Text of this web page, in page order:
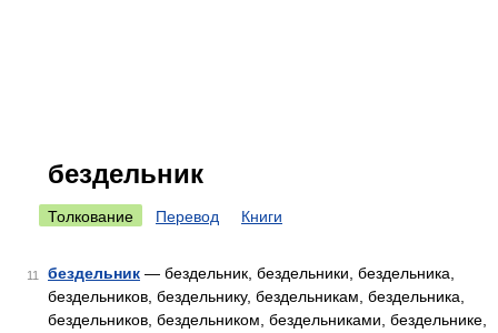
бездельник
Толкование Перевод Книги
11 бездельник — бездельник, бездельники, бездельника,
бездельников, бездельнику, бездельникам, бездельника,
бездельников, бездельником, бездельниками, бездельнике,